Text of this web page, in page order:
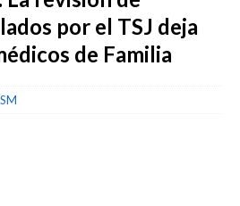
por el TSJ deja
de Familia